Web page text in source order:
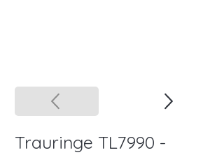
Trauringe TL7990 -